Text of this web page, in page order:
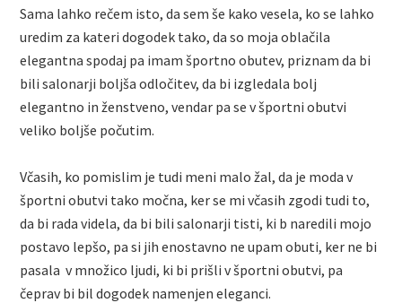
Sama lahko rečem isto, da sem še kako vesela, ko se lahko
uredim za kateri dogodek tako, da so moja oblačila
elegantna spodaj pa imam športno obutev, priznam da bi
bili salonarji boljša odločitev, da bi izgledala bolj
elegantno in ženstveno, vendar pa se v športni obutvi
veliko boljše počutim.
Včasih, ko pomislim je tudi meni malo žal, da je moda v
športni obutvi tako močna, ker se mi včasih zgodi tudi to,
da bi rada videla, da bi bili salonarji tisti, ki b naredili mojo
postavo lepšo, pa si jih enostavno ne upam obuti, ker ne bi
pasala v množico ljudi, ki bi prišli v športni obutvi, pa
čeprav bi bil dogodek namenjen eleganci.